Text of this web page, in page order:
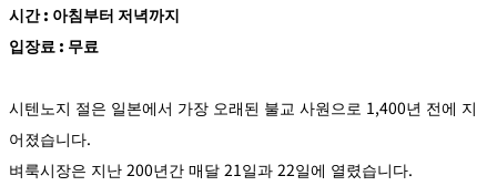
시간 : 아침부터 저녁까지
입장료 : 무료
시텐노지 절은 일본에서 가장 오래된 불교 사원으로 1,400년 전에 지
어졌습니다.
벼룩시장은 지난 200년간 매달 21일과 22일에 열렸습니다.